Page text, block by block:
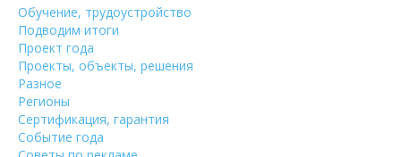
Обучение, трудоустройство
Подводим итоги
Проект года
Проекты, объекты, решения
Разное
Регионы
Сертификация, гарантия
Событие года